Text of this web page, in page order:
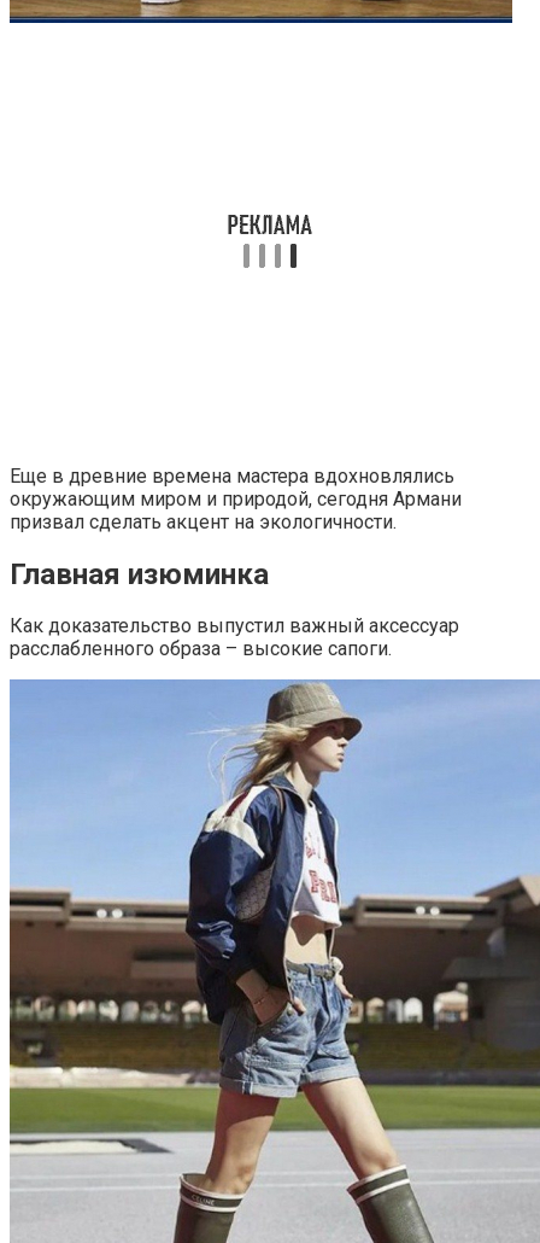
Еще в древние времена мастера вдохновлялись
окружающим миром и природой, сегодня Армани
призвал сделать акцент на экологичности.
Главная изюминка
Как доказательство выпустил важный аксессуар
расслабленного образа – высокие сапоги.